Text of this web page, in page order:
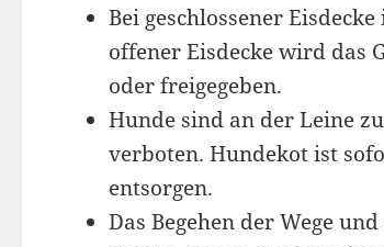
Bei geschlossener
offener Eisdecke wird das
oder freigegeben.
Hunde sind an der Leine
verboten. Hundekot ist
entsorgen.
Das Begehen der Wege